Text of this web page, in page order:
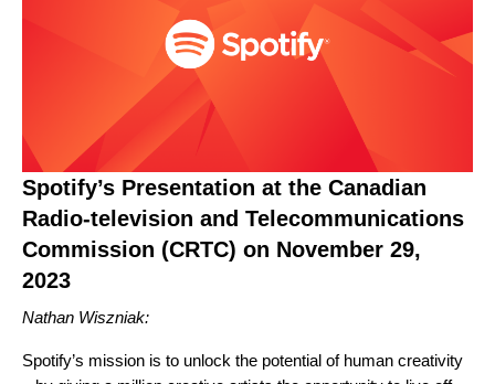
Spotify’s Presentation at the Canadian
Radio-television and Telecommunications
Commission (CRTC) on November 29,
2023
Nathan Wiszniak:
Spotify’s mission is to unlock the potential of human creativity